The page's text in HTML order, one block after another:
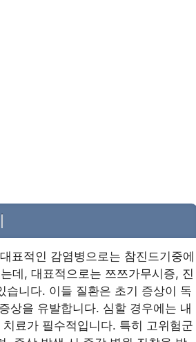
표적인 감염병으로는 참진드기중에
데, 대표적으로는 쯔쯔가무시증, 진
습니다. 이들 질환은 초기 증상이 독
상을 유발합니다. 심할 경우에는 내
료가 필수적입니다. 특히 고위험군